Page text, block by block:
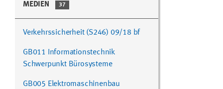
MEDIEN 37
Verkehrssicherheit (S246) 09/18 bf
GB011 Informationstechnik
Schwerpunkt Bürosysteme
GB005 Elektromaschinenbau